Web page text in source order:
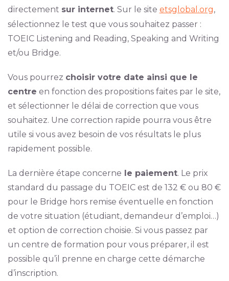
directement sur internet. Sur le site etsglobal.org,
sélectionnez le test que vous souhaitez passer :
TOEIC Listening and Reading, Speaking and Writing
et/ou Bridge.
Vous pourrez choisir votre date ainsi que le
centre en fonction des propositions faites par le site,
et sélectionner le délai de correction que vous
souhaitez. Une correction rapide pourra vous être
utile si vous avez besoin de vos résultats le plus
rapidement possible.
La dernière étape concerne le paiement. Le prix
standard du passage du TOEIC est de 132 € ou 80 €
pour le Bridge hors remise éventuelle en fonction
de votre situation (étudiant, demandeur d’emploi…)
et option de correction choisie. Si vous passez par
un centre de formation pour vous préparer, il est
possible qu’il prenne en charge cette démarche
d’inscription.